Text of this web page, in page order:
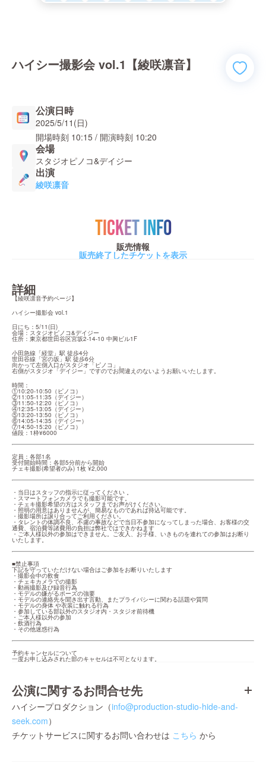
ハイシー撮影会 vol.1【綾咲凛音】
公演日時
2025/5/11(日)
開場時刻 10:15 / 開演時刻 10:20
会場
スタジオピノコ&デイジー
出演
綾咲凛音
TICKET INFO
販売情報
販売終了したチケットを表示
詳細
【綾咲凛音予約ページ】
ハイシー撮影会 vol.1
日にち：5/11(日)
会場：スタジオピノコ&デイジー
住所：東京都世田谷区宮坂2-14-10 中興ビル1F
小田急線「経堂」駅 徒歩4分
世田谷線「宮の坂」駅 徒歩6分
向かって左側入口がスタジオ「ピノコ」。
右側がスタジオ「デイジー」ですのでお間違えのないようお願いいたします。
時間：
①10:20-10:50（ピノコ）
②11:05-11:35（デイジー）
③11:50-12:20（ピノコ）
④12:35-13:05（デイジー）
⑤13:20-13:50（ピノコ）
⑥14:05-14:35（デイジー）
⑦14:50-15:20（ピノコ）
値段：1枠¥6000
定員：各部1名
受付開始時間：各部5分前から開始
チェキ撮影(希望者のみ) 1枚 ¥2,000
・当日はスタッフの指示に従ってください 。
・スマートフォンカメラでも撮影可能です。
・チェキ撮影希望の方はスタッフまでお声がけください。
・照明の用意はありませんが、簡易なものであれば持込可能です。
・撮影場所は譲り合ってご利用ください。
・タレントの体調不良、不慮の事故などで当日不参加になってしまった場合、お客様の交
通費、宿泊費等諸費用の負担は弊社ではできかねます
・ご本人様以外の参加はできません。ご友人、お子様、いきものを連れての参加はお断り
いたします。
■禁止事項
下記を守っていただけない場合はご参加をお断りいたします
・撮影会中の飲食
・チェキカメラでの撮影
・動画撮影及び録音行為
・モデルの嫌がるポーズの強要
・モデルの連絡先を聞き出す言動、またプライバシーに関わる話題や質問
・モデルの身体 や衣装に触れる行為
・参加している部以外のスタジオ内・スタジオ前待機
・ご本人様以外の参加
・飲酒行為
・その他迷惑行為
予約キャンセルについて
一度お申し込みされた部のキャセルは不可となります。
公演に関するお問合せ先
ハイシープロダクション（info@production-studio-hide-and-
seek.com）
チケットサービスに関するお問い合わせは こちら から